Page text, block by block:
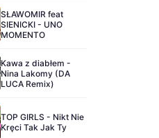
SŁAWOMIR feat
SIENICKI - UNO
MOMENTO
Kawa z diabłem -
Nina Lakomy (DA
LUCA Remix)
TOP GIRLS - Nikt Nie
Kręci Tak Jak Ty